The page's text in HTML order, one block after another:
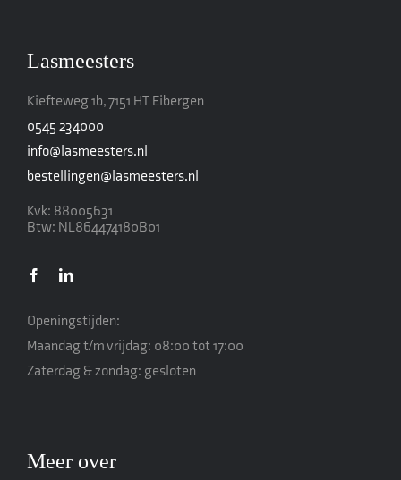
Lasmeesters
Kiefteweg 1b, 7151 HT Eibergen
0545 234000
info@lasmeesters.nl
bestellingen@lasmeesters.nl
Kvk: 88005631
Btw: NL864474180B01
Openingstijden:
Maandag t/m vrijdag: 08:00 tot 17:00
Zaterdag & zondag: gesloten
Meer over